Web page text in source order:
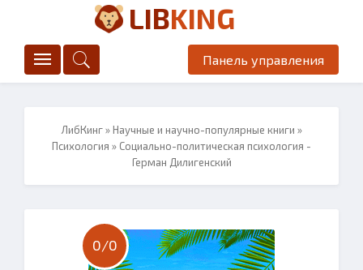
LIBKING
Панель управления
ЛибКинг»Научные и научно-популярные книги »
Психология » Социально-политическая психология -
Герман Дилигенский
0/0